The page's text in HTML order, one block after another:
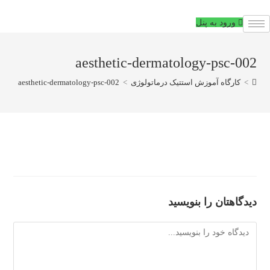
به
ورود به پنل
aesthetic-dermatology-psc-002
> کارگاه آموزش استتیک درماتولوژی >
aesthetic-dermatology-psc-002
دیدگاهتان را بنویسید
دیدگاه